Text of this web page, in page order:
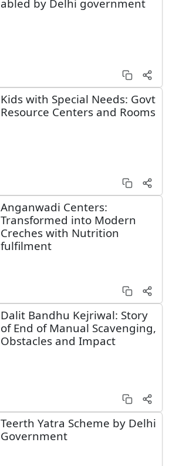
abled by Delhi government
Kids with Special Needs: Govt
Resource Centers and Rooms
Anganwadi Centers:
Transformed into Modern
Creches with Nutrition
fulfilment
Dalit Bandhu Kejriwal: Story
of End of Manual Scavenging,
Obstacles and Impact
Teerth Yatra Scheme by Delhi
Government